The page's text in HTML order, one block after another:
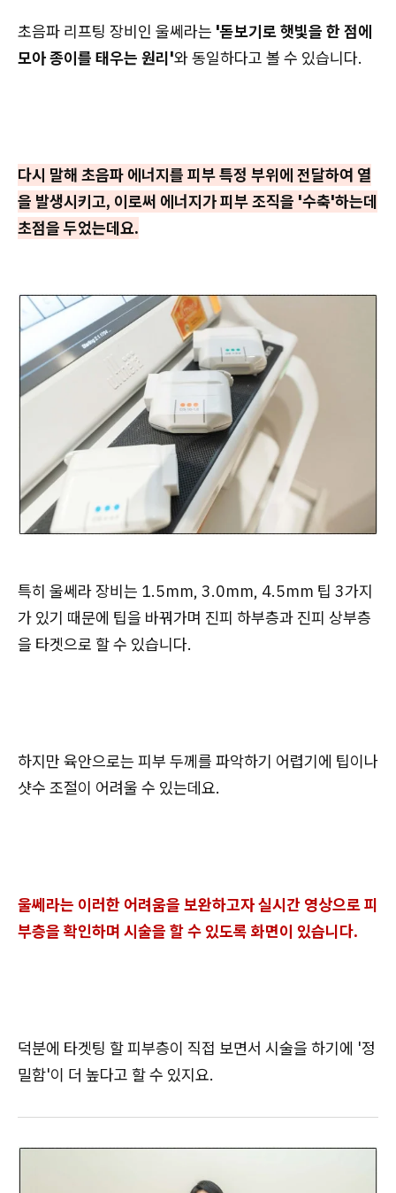
초음파 리프팅 장비인 울쎄라는 '돋보기로 햇빛을 한 점에
모아 종이를 태우는 원리'와 동일하다고 볼 수 있습니다.
다시 말해 초음파 에너지를 피부 특정 부위에 전달하여 열
을 발생시키고, 이로써 에너지가 피부 조직을 '수축'하는데
초점을 두었는데요.
특히 울쎄라 장비는 1.5mm, 3.0mm, 4.5mm 팁 3가지
가 있기 때문에 팁을 바꿔가며 진피 하부층과 진피 상부층
을 타겟으로 할 수 있습니다.
하지만 육안으로는 피부 두께를 파악하기 어렵기에 팁이나
샷수 조절이 어려울 수 있는데요.
울쎄라는 이러한 어려움을 보완하고자 실시간 영상으로 피
부층을 확인하며 시술을 할 수 있도록 화면이 있습니다.
덕분에 타겟팅 할 피부층이 직접 보면서 시술을 하기에 '정
밀함'이 더 높다고 할 수 있지요.